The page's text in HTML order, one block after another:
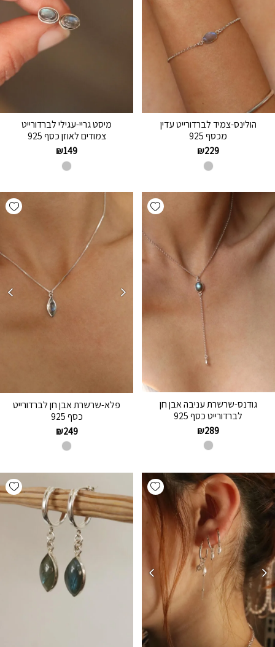
הולינס-צמיד לברדורייט עדין
מכסף 925
₪229
מיסט גריי-עגילי לברדורייט
צמודים לאוזן כסף 925
₪149
Add wishlist
גודנס-שרשרת עניבה אבן חן
לברדורייט כסף 925
₪289
פלא-שרשרת אבן חן לברדורייט
כסף 925
₪249
Add wishlist